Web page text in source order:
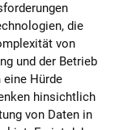
die
von
und der Betrieb
Hürde
hinsichtlich
von Daten in